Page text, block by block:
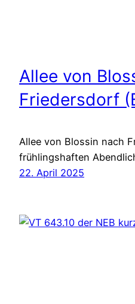
Allee von
Friedersdorf
Allee von Blossin nach
frühlingshaften
22. April 2025